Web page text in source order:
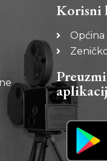
Korisni
Općina